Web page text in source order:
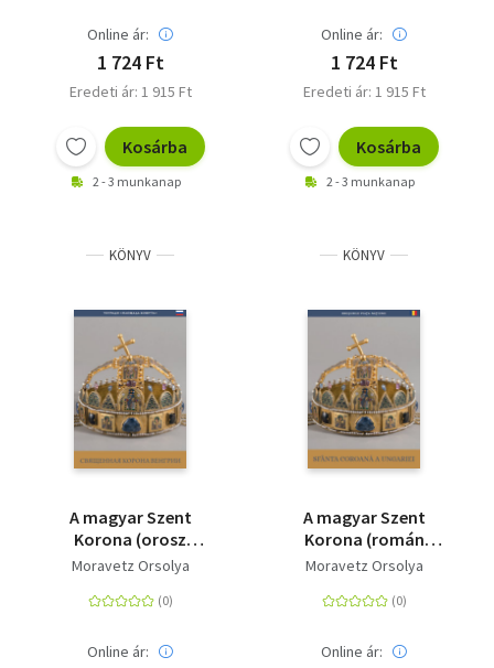
Online ár:
1 724 Ft
Eredeti ár: 1 915 Ft
Kosárba
2 - 3 munkanap
Online ár:
1 724 Ft
Eredeti ár: 1 915 Ft
Kosárba
2 - 3 munkanap
KÖNYV
A magyar Szent
Korona (orosz
nyelven) -
Korona Vengrii
Moravetz Orsolya
Online ár:
KÖNYV
A magyar Szent
Korona (román
nyelven) - Sfânta
Moravetz Orsolya
Online ár: